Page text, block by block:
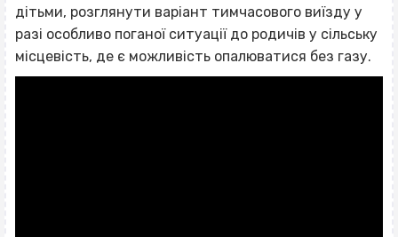
дітьми, розглянути варіант тимчасового виїзду у
разі особливо поганої ситуації до родичів у сільську
місцевість, де є можливість опалюватися без газу.